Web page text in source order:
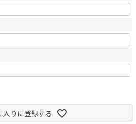
入りに登録する